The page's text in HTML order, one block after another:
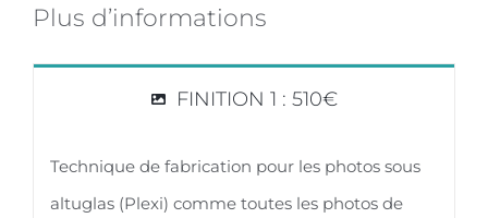
Plus d’informations
FINITION 1 : 510€
Technique de fabrication pour les photos sous
altuglas (Plexi) comme toutes les photos de